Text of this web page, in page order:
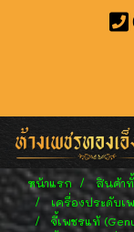
หน้าแรก
สินค้า
เครื่องประดับเ
จี้เพชรแท้